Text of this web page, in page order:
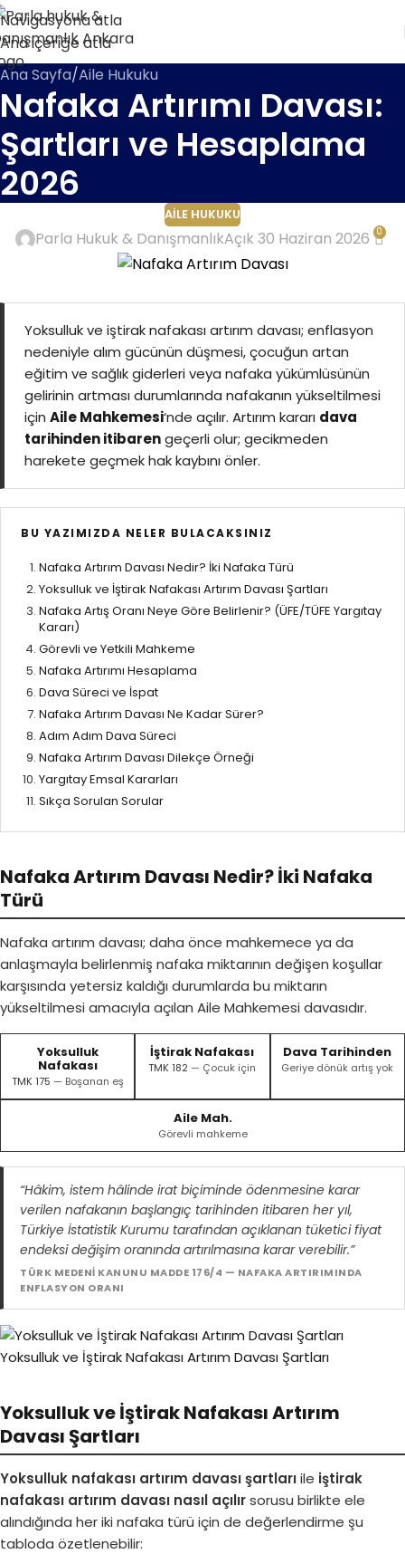
Navigasyona atla
Ana içeriğe atla
Ana Sayfa Aile Hukuku
Nafaka Artırımı Davası:
Şartları ve Hesaplama
2026
AILE HUKUKU
Parla Hukuk & DanışmanlıkAçık 30 Haziran 2026 0
Yoksulluk ve iştirak nafakası artırım davası; enflasyon
nedeniyle alım gücünün düşmesi, çocuğun artan
eğitim ve sağlık giderleri veya nafaka yükümlüsünün
gelirinin artması durumlarında nafakanın yükseltilmesi
için Aile Mahkemesi‘nde açılır. Artırım kararı dava
tarihinden itibarengeçerli olur; gecikmeden
harekete geçmek hak kaybını önler.
BU YAZIMIZDA NELER BULACAKSINIZ
Nafaka Artırım Davası Nedir? İki Nafaka Türü
Yoksulluk ve İştirak Nafakası Artırım Davası Şartları
Nafaka Artış Oranı Neye Göre Belirlenir? (ÜFE/TÜFE Yargıtay
Kararı)
Görevli ve Yetkili Mahkeme
Nafaka Artırımı Hesaplama
Dava Süreci ve İspat
Nafaka Artırım Davası Ne Kadar Sürer?
Adım Adım Dava Süreci
Nafaka Artırım Davası Dilekçe Örneği
Yargıtay Emsal Kararları
Sıkça Sorulan Sorular
Nafaka Artırım Davası Nedir? İki Nafaka
Türü
Nafaka artırım davası; daha önce mahkemece ya da
anlaşmayla belirlenmiş nafaka miktarının değişen koşullar
karşısında yetersiz kaldığı durumlarda bu miktarın
yükseltilmesi amacıyla açılan Aile Mahkemesi davasıdır.
Yoksulluk
Nafakası
TMK 175 — Boşanan eş
İştirak Nafakası
TMK 182 — Çocuk için
Dava Tarihinden
Geriye dönük artış yok
Aile Mah.
Görevli mahkeme
“Hâkim, istem hâlinde irat biçiminde ödenmesine karar
verilen nafakanın başlangıç tarihinden itibaren her yıl,
Türkiye İstatistik Kurumu tarafından açıklanan tüketici fiyat
endeksi değişim oranında artırılmasına karar verebilir.”
TÜRK MEDENİ KANUNU MADDE 176/4 — NAFAKA ARTIRIMINDA
ENFLASYON ORANI
Yoksulluk ve İştirak Nafakası Artırım Davası Şartları
Yoksulluk ve İştirak Nafakası Artırım
Davası Şartları
Yoksulluk nafakası artırım davası şartlarıile iştirak
nafakası artırım davası nasıl açılırsorusu birlikte ele
alındığında her iki nafaka türü için de değerlendirme şu
tabloda özetlenebilir: